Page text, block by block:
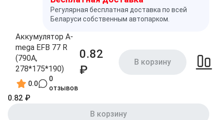
Регулярная бесплатная доставка по всей
Беларуси собственным автопарком.
Аккумулятор A-
mega EFB 77 R
(790A,
278*175*190)
0.0
0
отзывов
0.82
₽
В корзину
0.82 ₽
В корзину